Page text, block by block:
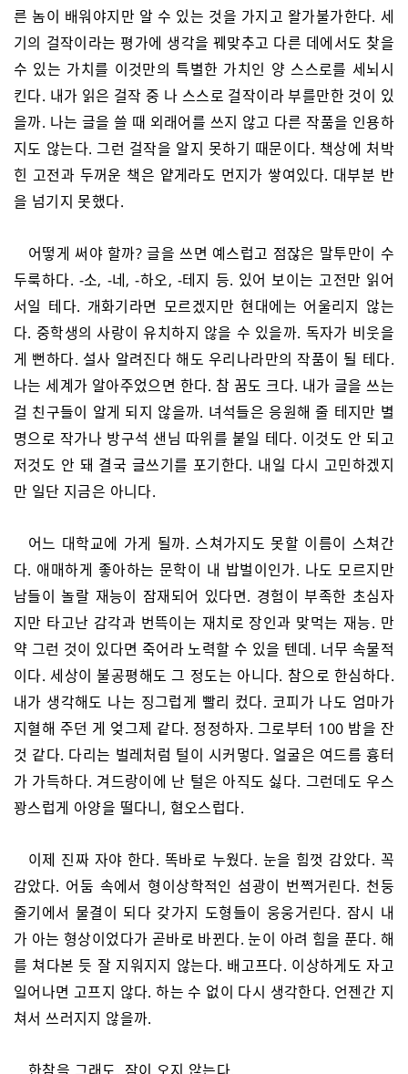
른 놈이 배워야지만 알 수 있는 것을 가지고 왈가불가한다. 세
기의 걸작이라는 평가에 생각을 꿰맞추고 다른 데에서도 찾을
수 있는 가치를 이것만의 특별한 가치인 양 스스로를 세뇌시
킨다. 내가 읽은 걸작 중 나 스스로 걸작이라 부를만한 것이 있
을까. 나는 글을 쓸 때 외래어를 쓰지 않고 다른 작품을 인용하
지도 않는다. 그런 걸작을 알지 못하기 때문이다. 책상에 처박
힌 고전과 두꺼운 책은 얕게라도 먼지가 쌓여있다. 대부분 반
을 넘기지 못했다.
어떻게 써야 할까? 글을 쓰면 예스럽고 점잖은 말투만이 수
두룩하다. -소, -네, -하오, -테지 등. 있어 보이는 고전만 읽어
서일 테다. 개화기라면 모르겠지만 현대에는 어울리지 않는
다. 중학생의 사랑이 유치하지 않을 수 있을까. 독자가 비웃을
게 뻔하다. 설사 알려진다 해도 우리나라만의 작품이 될 테다.
나는 세계가 알아주었으면 한다. 참 꿈도 크다. 내가 글을 쓰는
걸 친구들이 알게 되지 않을까. 녀석들은 응원해 줄 테지만 별
명으로 작가나 방구석 샌님 따위를 붙일 테다. 이것도 안 되고
저것도 안 돼 결국 글쓰기를 포기한다. 내일 다시 고민하겠지
만 일단 지금은 아니다.
어느 대학교에 가게 될까. 스쳐가지도 못할 이름이 스쳐간
다. 애매하게 좋아하는 문학이 내 밥벌이인가. 나도 모르지만
남들이 놀랄 재능이 잠재되어 있다면. 경험이 부족한 초심자
지만 타고난 감각과 번뜩이는 재치로 장인과 맞먹는 재능. 만
약 그런 것이 있다면 죽어라 노력할 수 있을 텐데. 너무 속물적
이다. 세상이 불공평해도 그 정도는 아니다. 참으로 한심하다.
내가 생각해도 나는 징그럽게 빨리 컸다. 코피가 나도 엄마가
지혈해 주던 게 엊그제 같다. 정정하자. 그로부터 100 밤을 잔
것 같다. 다리는 벌레처럼 털이 시커멓다. 얼굴은 여드름 흉터
가 가득하다. 겨드랑이에 난 털은 아직도 싫다. 그런데도 우스
꽝스럽게 아양을 떨다니, 혐오스럽다.
이제 진짜 자야 한다. 똑바로 누웠다. 눈을 힘껏 감았다. 꼭
감았다. 어둠 속에서 형이상학적인 섬광이 번쩍거린다. 천둥
줄기에서 물결이 되다 갖가지 도형들이 웅웅거린다. 잠시 내
가 아는 형상이었다가 곧바로 바뀐다. 눈이 아려 힘을 푼다. 해
를 쳐다본 듯 잘 지워지지 않는다. 배고프다. 이상하게도 자고
일어나면 고프지 않다. 하는 수 없이 다시 생각한다. 언젠간 지
쳐서 쓰러지지 않을까.